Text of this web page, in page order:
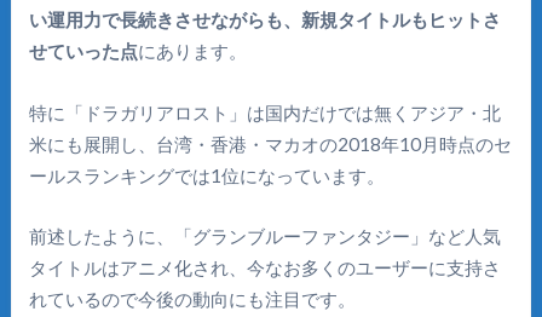
い運用力で長続きさせながらも、新規タイトルもヒットさ
せていった点にあります。
特に「ドラガリアロスト」は国内だけでは無くアジア・北
米にも展開し、台湾・香港・マカオの2018年10月時点のセ
ールスランキングでは1位になっています。
前述したように、「グランブルーファンタジー」など人気
タイトルはアニメ化され、今なお多くのユーザーに支持さ
れているので今後の動向にも注目です。